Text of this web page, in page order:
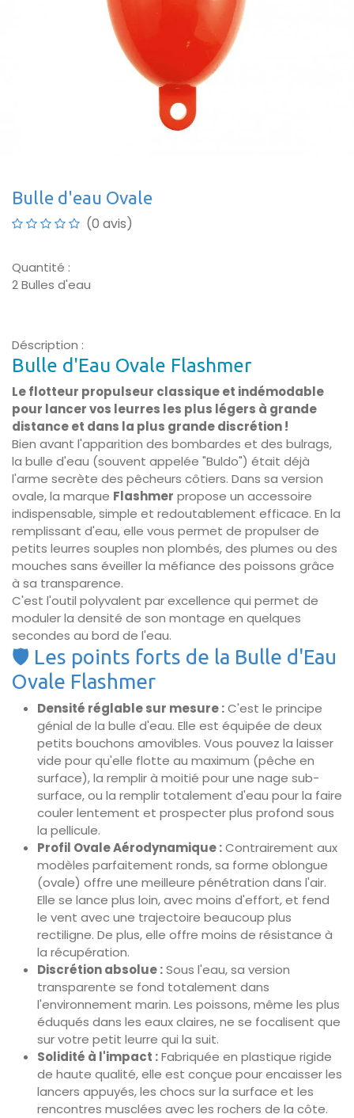
Bulle d'eau Ovale
(0 avis)
Quantité :
2 Bulles d'eau
Déscription :
Bulle d'Eau Ovale Flashmer
Le flotteur propulseur classique et indémodable
pour lancer vos leurres les plus légers à grande
distance et dans la plus grande discrétion !
Bien avant l'apparition des bombardes et des bulrags,
la bulle d'eau (souvent appelée "Buldo") était déjà
l'arme secrète des pêcheurs côtiers. Dans sa version
ovale, la marque Flashmer propose un accessoire
indispensable, simple et redoutablement efficace. En la
remplissant d'eau, elle vous permet de propulser de
petits leurres souples non plombés, des plumes ou des
mouches sans éveiller la méfiance des poissons grâce
à sa transparence.
C'est l'outil polyvalent par excellence qui permet de
moduler la densité de son montage en quelques
secondes au bord de l'eau.
🛡️ Les points forts de la Bulle d'Eau
Ovale Flashmer
Densité réglable sur mesure :C'est le principe
génial de la bulle d'eau. Elle est équipée de deux
petits bouchons amovibles. Vous pouvez la laisser
vide pour qu'elle flotte au maximum (pêche en
surface), la remplir à moitié pour une nage sub-
surface, ou la remplir totalement d'eau pour la faire
couler lentement et prospecter plus profond sous
la pellicule.
Profil Ovale Aérodynamique :Contrairement aux
modèles parfaitement ronds, sa forme oblongue
(ovale) offre une meilleure pénétration dans l'air.
Elle se lance plus loin, avec moins d'effort, et fend
le vent avec une trajectoire beaucoup plus
rectiligne. De plus, elle offre moins de résistance à
la récupération.
Discrétion absolue :Sous l'eau, sa version
transparente se fond totalement dans
l'environnement marin. Les poissons, même les plus
éduqués dans les eaux claires, ne se focalisent que
sur votre petit leurre qui la suit.
Solidité à l'impact :Fabriquée en plastique rigide
de haute qualité, elle est conçue pour encaisser les
lancers appuyés, les chocs sur la surface et les
rencontres musclées avec les rochers de la côte.